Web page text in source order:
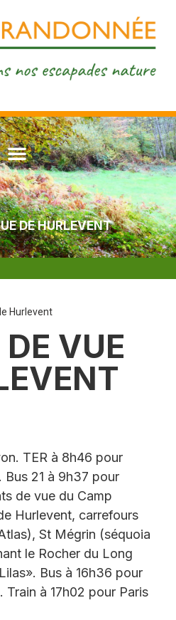
DE HURLEVENT
Hurlevent
VUE
TER à 8h46 pour
Bus 21 à 9h37 pour
de vue du Camp
Hurlevent, carrefours
St Mégrin (séquoia
le Rocher du Long
Bus à 16h36 pour
Train à 17h02 pour Paris